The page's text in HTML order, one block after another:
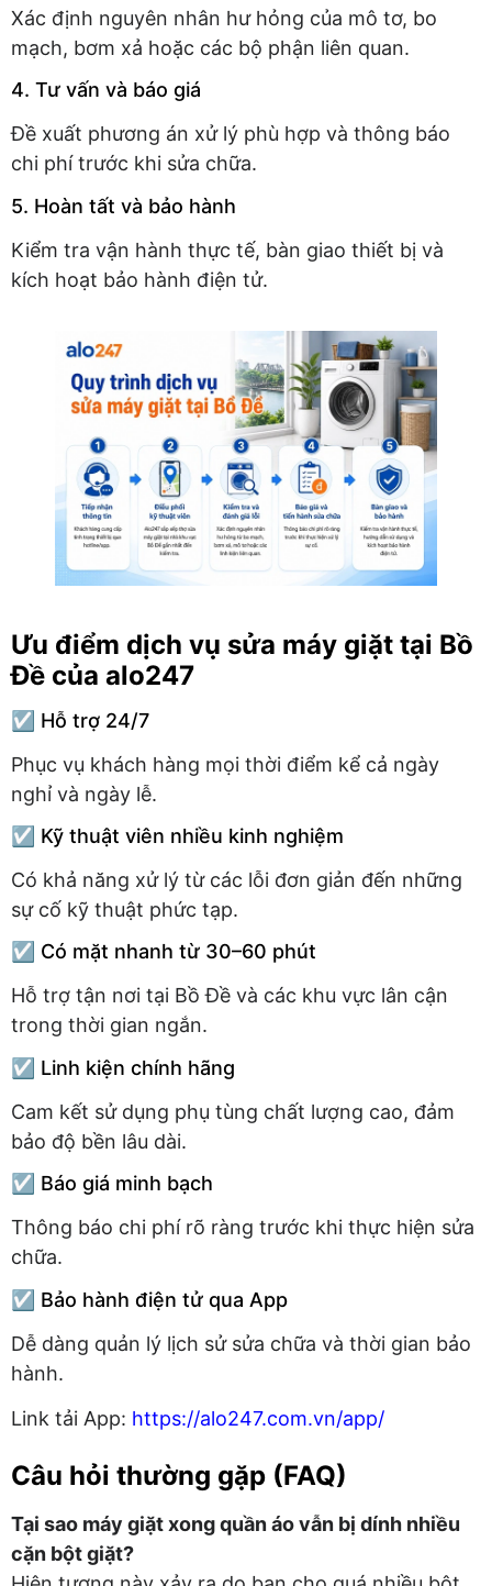
Xác định nguyên nhân hư hỏng của mô tơ, bo
mạch, bơm xả hoặc các bộ phận liên quan.
4. Tư vấn và báo giá
Đề xuất phương án xử lý phù hợp và thông báo
chi phí trước khi sửa chữa.
5. Hoàn tất và bảo hành
Kiểm tra vận hành thực tế, bàn giao thiết bị và
kích hoạt bảo hành điện tử.
Ưu điểm dịch vụ sửa máy giặt tại Bồ
Đề của alo247
☑️ Hỗ trợ 24/7
Phục vụ khách hàng mọi thời điểm kể cả ngày
nghỉ và ngày lễ.
☑️ Kỹ thuật viên nhiều kinh nghiệm
Có khả năng xử lý từ các lỗi đơn giản đến những
sự cố kỹ thuật phức tạp.
☑️ Có mặt nhanh từ 30–60 phút
Hỗ trợ tận nơi tại Bồ Đề và các khu vực lân cận
trong thời gian ngắn.
☑️ Linh kiện chính hãng
Cam kết sử dụng phụ tùng chất lượng cao, đảm
bảo độ bền lâu dài.
☑️ Báo giá minh bạch
Thông báo chi phí rõ ràng trước khi thực hiện sửa
chữa.
☑️ Bảo hành điện tử qua App
Dễ dàng quản lý lịch sử sửa chữa và thời gian bảo
hành.
Link tải App: https://alo247.com.vn/app/
Câu hỏi thường gặp (FAQ)
Tại sao máy giặt xong quần áo vẫn bị dính nhiều
cặn bột giặt?